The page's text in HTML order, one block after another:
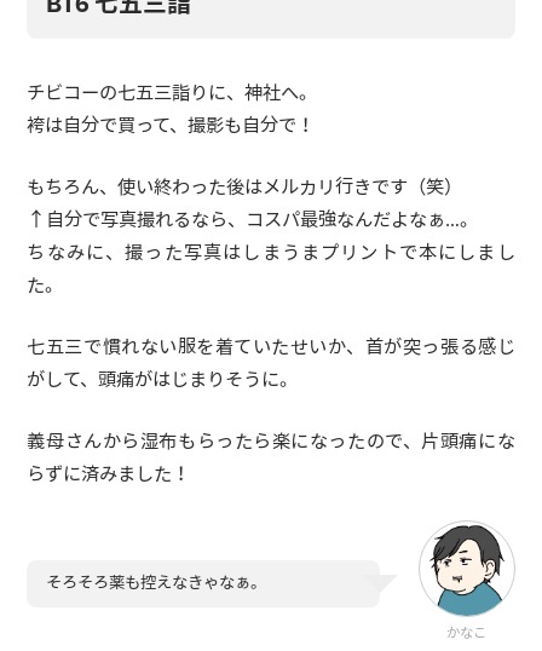
チビコーの七五三詣りに、神社へ。
袴は自分で買って、撮影も自分で！
もちろん、使い終わった後はメルカリ行きです（笑）
↑自分で写真撮れるなら、コスパ最強なんだよなぁ…。
ちなみに、撮った写真はしまうまプリントで本にしまし
た。
七五三で慣れない服を着ていたせいか、首が突っ張る感じ
がして、頭痛がはじまりそうに。
義母さんから湿布もらったら楽になったので、片頭痛にな
らずに済みました！
かなこ
そろそろ薬も控えなきゃなぁ。